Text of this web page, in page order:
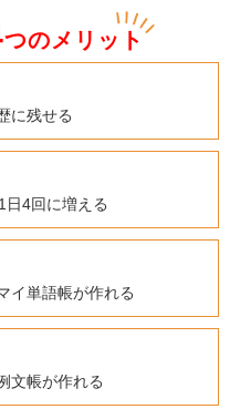
つのメリット
に残せる
日4回に増える
イ単語帳が作れる
文帳が作れる